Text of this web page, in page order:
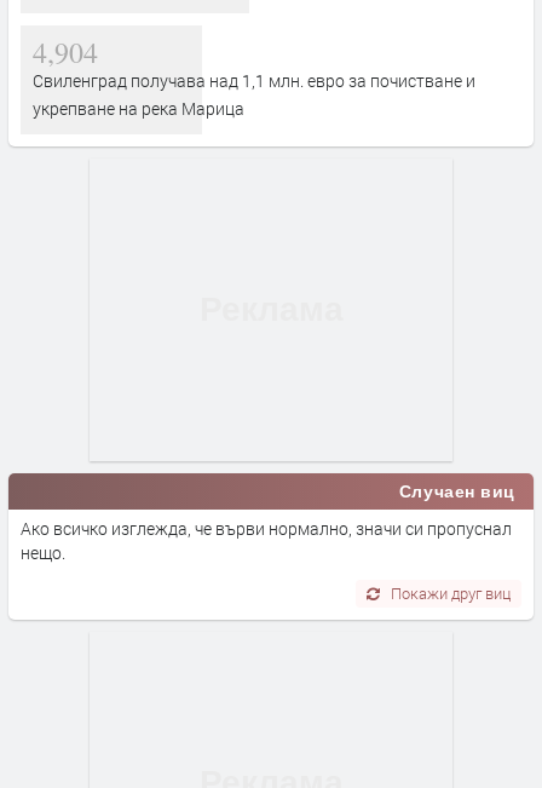
4,904
Свиленград получава над 1,1 млн. евро за почистване и
укрепване на река Марица
Случаен виц
Ако всичко изглежда, че върви нормално, значи си пропуснал
нещо.
Покажи друг виц